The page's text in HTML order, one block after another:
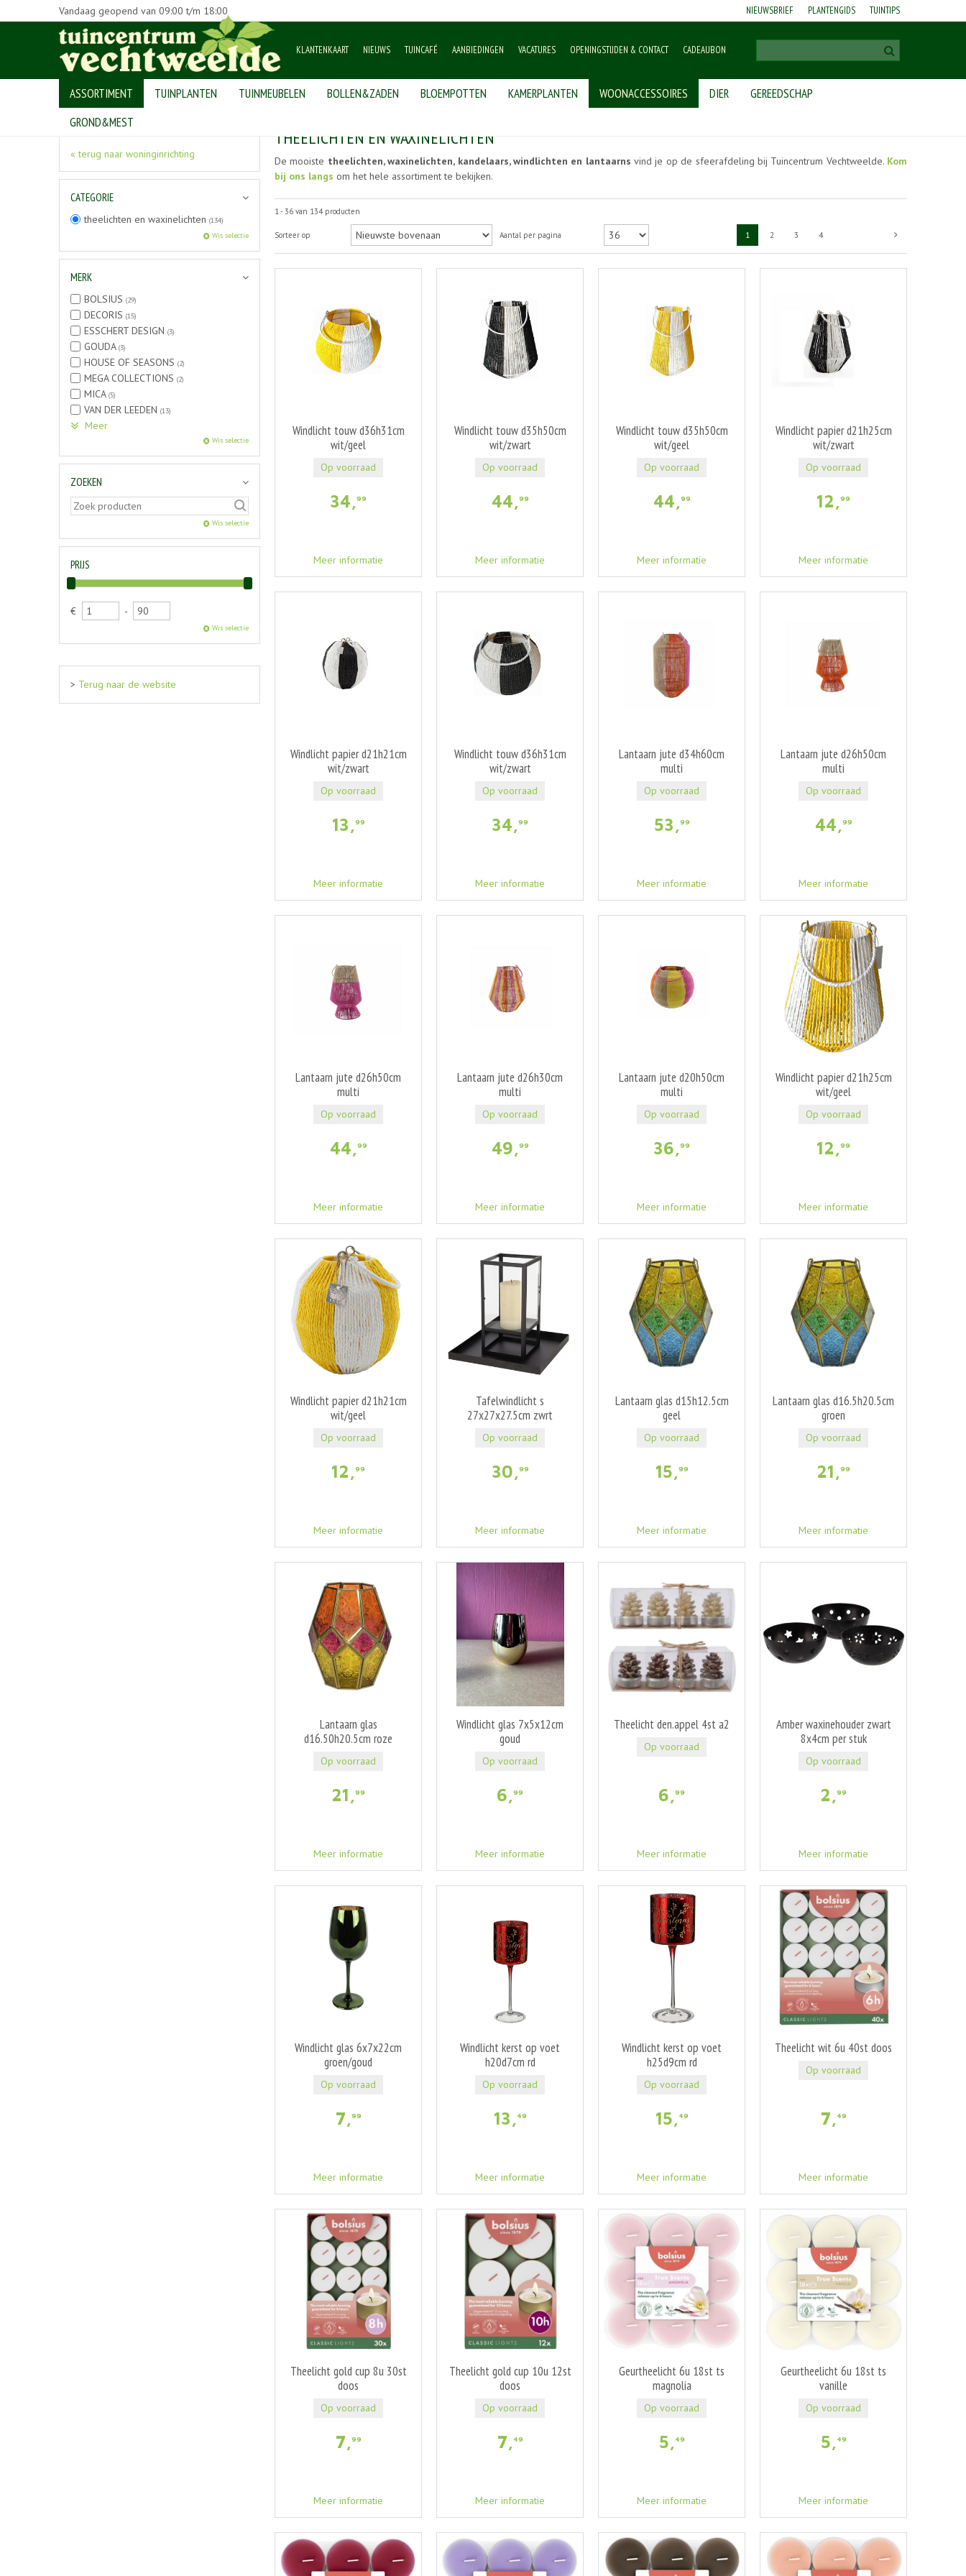
Home > Producten
Vandaag geopend van 09:00 t/m 18:00 NIEUWSBRIEF PLANTENGIDS TUINTIPS
KLANTENKAART NIEUWS TUINCAFÉ AANBIEDINGEN VACATURES OPENINGSTIJDEN & CONTACT CADEAUBON
ASSORTIMENT TUINPLANTEN TUINMEUBELEN BOLLEN&ZADEN BLOEMPOTTEN KAMERPLANTEN WOONACCESSOIRES DIER
GEREEDSCHAP
GROND&MEST
THEELICHTEN EN WAXINELICHTEN
De mooiste theelichten, waxinelichten, kandelaars, windlichten en lantaarns vind je op de sfeerafdeling bij Tuincentrum Vechtweelde. Kom
bij ons langs om het hele assortiment te bekijken.
1 - 36 van 134 producten
Aantal per pagina
Sorteer op 1 2 3 4
Windlicht touw d36h31cm
wit/geel
34,99
Meer informatie
Op voorraad
Windlicht touw d35h50cm
wit/zwart
44,99
Meer informatie
Op voorraad
Windlicht touw d35h50cm
wit/geel
44,99
Meer informatie
Op voorraad
Windlicht papier d21h25cm
wit/zwart
12,99
Meer informatie
Op voorraad
Windlicht papier d21h21cm
wit/zwart
13,99
Meer informatie
Op voorraad
Windlicht touw d36h31cm
wit/zwart
34,99
Meer informatie
Op voorraad
Lantaarn jute d34h60cm
multi
53,99
Meer informatie
Op voorraad
Lantaarn jute d26h50cm
multi
44,99
Meer informatie
Op voorraad
Lantaarn jute d26h50cm
multi
44,99
Meer informatie
Op voorraad
Lantaarn jute d26h30cm
multi
49,99
Meer informatie
Op voorraad
Lantaarn jute d20h50cm
multi
36,99
Meer informatie
Op voorraad
Windlicht papier d21h25cm
wit/geel
12,99
Meer informatie
Op voorraad
Windlicht papier d21h21cm
wit/geel
12,99
Meer informatie
Op voorraad
Tafelwindlicht s
27x27x27.5cm zwrt
30,99
Meer informatie
Op voorraad
Lantaarn glas d15h12.5cm
geel
15,99
Meer informatie
Op voorraad
Lantaarn glas d16.5h20.5cm
groen
21,99
Meer informatie
Op voorraad
Lantaarn glas
d16.50h20.5cm roze
21,99
Meer informatie
Op voorraad
Windlicht glas 7x5x12cm
goud
6,99
Meer informatie
Op voorraad
Theelicht den.appel 4st a2
6,99
Meer informatie
Op voorraad
Amber waxinehouder zwart
8x4cm per stuk
2,99
Meer informatie
Op voorraad
Windlicht glas 6x7x22cm
groen/goud
7,99
Meer informatie
Op voorraad
Windlicht kerst op voet
h20d7cm rd
13,49
Meer informatie
Op voorraad
Windlicht kerst op voet
h25d9cm rd
15,49
Meer informatie
Op voorraad
Theelicht wit 6u 40st doos
7,49
Meer informatie
Op voorraad
Theelicht gold cup 8u 30st
doos
7,99
Meer informatie
Op voorraad
Theelicht gold cup 10u 12st
doos
7,49
Meer informatie
Op voorraad
Geurtheelicht 6u 18st ts
magnolia
5,49
Meer informatie
Op voorraad
Geurtheelicht 6u 18st ts
vanille
5,49
Meer informatie
Op voorraad
« terug naar woninginrichting
CATEGORIE
theelichten en waxinelichten (134)
Wis selectie
MERK
BOLSIUS (29)
DECORIS (15)
ESSCHERT DESIGN (3)
GOUDA (3)
HOUSE OF SEASONS (2)
MEGA COLLECTIONS (2)
MICA (5)
VAN DER LEEDEN (13)
Meer
Wis selectie
ZOEKEN
Wis selectie
PRIJS
€ -
Wis selectie
> Terug naar de website